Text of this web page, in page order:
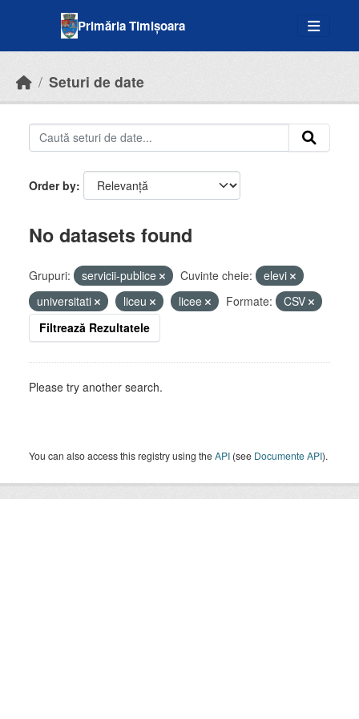
Primăria Timișoara
Seturi de date
Order by
No datasets found
Grupuri: servicii-publice Cuvinte cheie:
elevi
universitati
liceu licee Formate:
CSV
Filtrează Rezultatele
Please try another search.
You can also access this registry using theAPI (see Documente API).